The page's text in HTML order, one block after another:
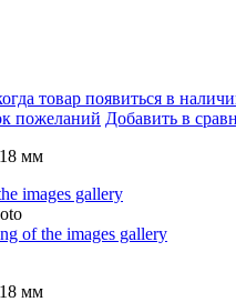
товар появиться в
пожеланий Добавить в
мм
images gallery
of the images gallery
мм